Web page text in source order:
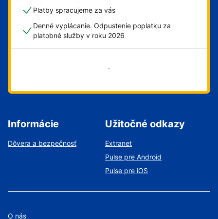
Platby spracujeme za vás
Denné vyplácanie. Odpustenie poplatku za
platobné služby v roku 2026
Informácie
Dôvera a bezpečnosť
Užitočné odkazy
Extranet
Pulse pre Android
Pulse pre iOS
O nás